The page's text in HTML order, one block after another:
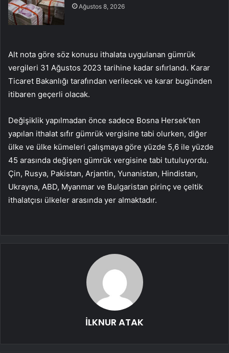
Ağustos 8, 2026
Alt nota göre söz konusu ithalata uygulanan gümrük
vergileri 31 Ağustos 2023 tarihine kadar sıfırlandı. Karar
Ticaret Bakanlığı tarafından verilecek ve karar bugünden
itibaren geçerli olacak.
Değişiklik yapılmadan önce sadece Bosna Hersek’ten
yapılan ithalat sıfır gümrük vergisine tabi olurken, diğer
ülke ve ülke kümeleri çalışmaya göre yüzde 5,6 ile yüzde
45 arasında değişen gümrük vergisine tabi tutuluyordu.
Çin, Rusya, Pakistan, Arjantin, Yunanistan, Hindistan,
Ukrayna, ABD, Myanmar ve Bulgaristan pirinç ve çeltik
ithalatçısı ülkeler arasında yer almaktadır.
İLKNUR ATAK